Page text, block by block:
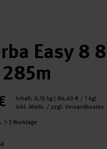
Easy 8
Inhalt: 0,15 kg ( 86,60 € / 1 kg)
inkl. MwSt. / zzgl. Versandkosten
1-3 Werktage